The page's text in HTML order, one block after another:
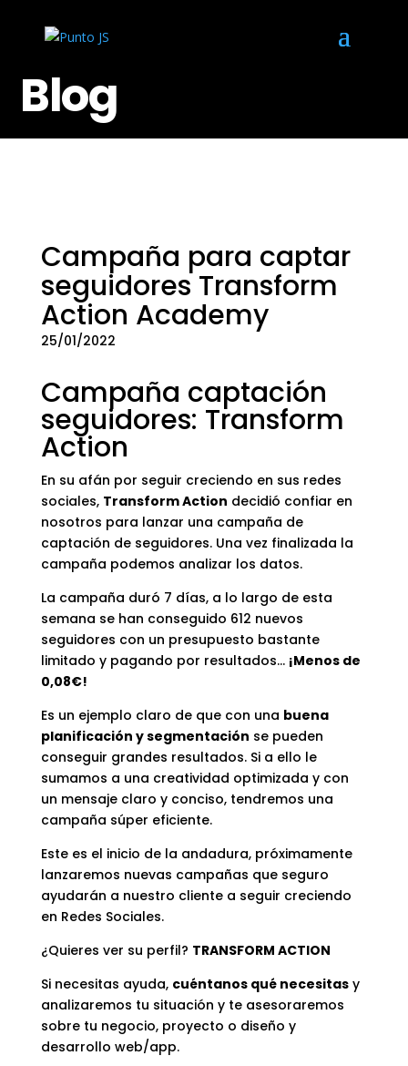
Blog
Campaña para captar
seguidores Transform
Action Academy
25/01/2022
Campaña captación
seguidores: Transform
Action
En su afán por seguir creciendo en sus redes
sociales, Transform Action decidió confiar en
nosotros para lanzar una campaña de
captación de seguidores. Una vez finalizada la
campaña podemos analizar los datos.
La campaña duró 7 días, a lo largo de esta
semana se han conseguido 612 nuevos
seguidores con un presupuesto bastante
limitado y pagando por resultados… ¡Menos de
0,08€!
Es un ejemplo claro de que con una buena
planificación y segmentación se pueden
conseguir grandes resultados. Si a ello le
sumamos a una creatividad optimizada y con
un mensaje claro y conciso, tendremos una
campaña súper eficiente.
Este es el inicio de la andadura, próximamente
lanzaremos nuevas campañas que seguro
ayudarán a nuestro cliente a seguir creciendo
en Redes Sociales.
¿Quieres ver su perfil? TRANSFORM ACTION
Si necesitas ayuda, cuéntanos qué necesitasy
analizaremos tu situación y te asesoraremos
sobre tu negocio, proyecto o diseño y
desarrollo web/app.